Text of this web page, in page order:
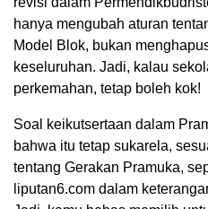
hanya mengubah aturan
Model Blok, bukan
keseluruhan. Jadi, kalau
perkemahan, tetap boleh kok!
Soal keikutsertaan dalam
bahwa itu tetap sukarela,
tentang Gerakan Pramuka,
liputan6.com dalam